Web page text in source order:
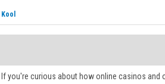
Kool
If you're curious about how online casinos and